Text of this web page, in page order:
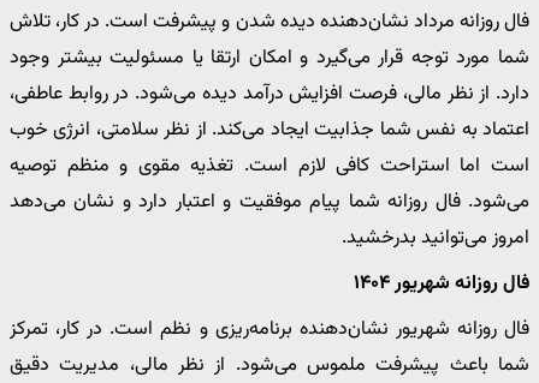
فال روزانه مرداد نشان‌دهنده دیده شدن و پیشرفت است. در کار، تلاش
شما مورد توجه قرار می‌گیرد و امکان ارتقا یا مسئولیت بیشتر وجود
دارد. از نظر مالی، فرصت افزایش درآمد دیده می‌شود. در روابط عاطفی،
اعتماد به نفس شما جذابیت ایجاد می‌کند. از نظر سلامتی، انرژی خوب
است اما استراحت کافی لازم است. تغذیه مقوی و منظم توصیه
می‌شود. فال روزانه شما پیام موفقیت و اعتبار دارد و نشان می‌دهد
امروز می‌توانید بدرخشید.
فال روزانه شهریور ۱۴۰۴
فال روزانه شهریور نشان‌دهنده برنامه‌ریزی و نظم است. در کار، تمرکز
شما باعث پیشرفت ملموس می‌شود. از نظر مالی، مدیریت دقیق